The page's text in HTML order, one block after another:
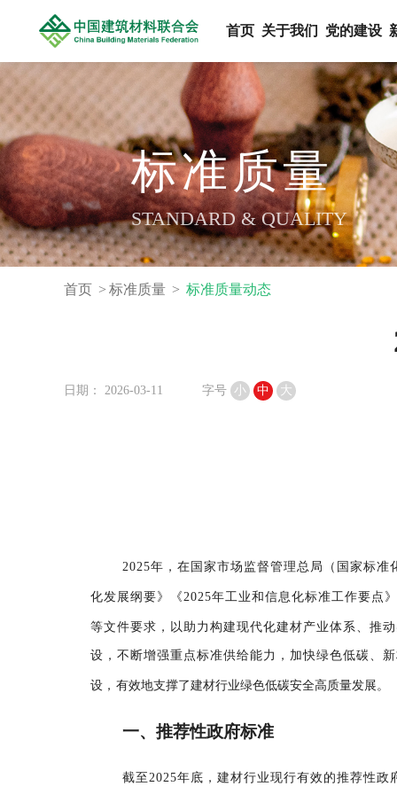
首页 关于我们 党的建设
标准质量
STANDARD & QUALITY
首页 标准质量 标准质量动态
日期： 2026-03-11 字号 小 中 大
2025年，在国家市场监督管理总局（国家标
化发展纲要》《2025年工业和信息化标准工作要点
等文件要求，以助力构建现代化建材产业体系、 推
设， 不断增强重点标准供给能力， 加快绿色低碳 、
设 ， 有效地支撑了建材行业绿色低碳安全高质量发展。
一、推荐性政府标准
截至 2025年底， 建材行业现行有效的推荐性政